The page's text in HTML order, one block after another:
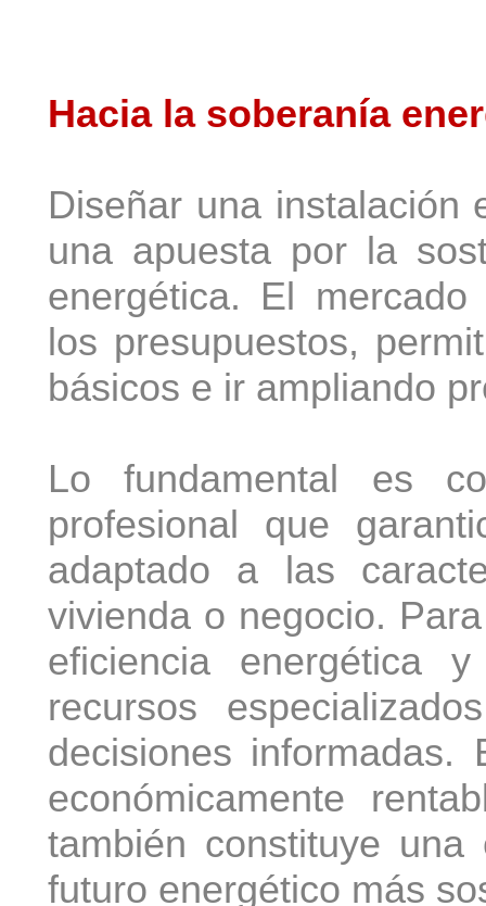
Hacia la soberanía
Diseñar una instalación
una apuesta por la
energética. El
los presupuestos,
básicos e ir ampliando
Lo fundamental es
profesional que
adaptado a las
vivienda o negocio.
eficiencia energética
recursos
decisiones
económicamente
también constituye
futuro energético más